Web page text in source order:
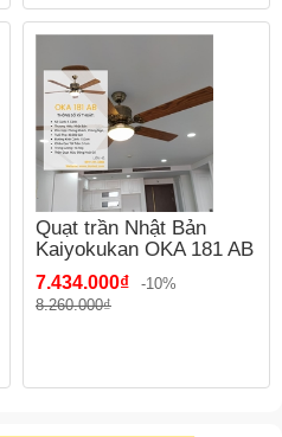
Quạt trần Nhật Bản
Kaiyokukan OKA 181 AB
7.434.000₫
-10%
8.260.000₫